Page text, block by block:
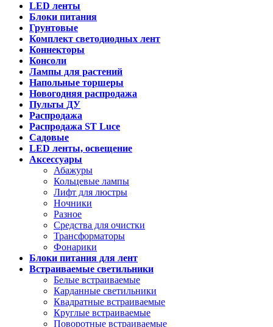
LED ленты
Блоки питания
Грунтовые
Комплект светодиодных лент
Коннекторы
Консоли
Лампы для растений
Напольные торшеры
Новогодняя распродажа
Пульты ДУ
Распродажа
Распродажа ST Luce
Садовые
LED ленты, освещение
Аксессуары
Абажуры
Кольцевые лампы
Лифт для люстры
Ночники
Разное
Средства для очистки
Трансформаторы
Фонарики
Блоки питания для лент
Встраиваемые светильники
Белые встраиваемые
Карданные светильники
Квадратные встраиваемые
Круглые встраиваемые
Поворотные встраиваемые